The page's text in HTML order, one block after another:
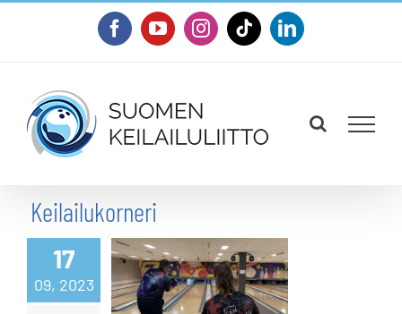
FacebookYouTubeInstagram
TiktokLinkedIn
Keilailukorneri
17
09, 2023
Palermaa,
Pakarinen ja
Oksanen